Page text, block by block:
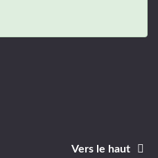
Vers le haut